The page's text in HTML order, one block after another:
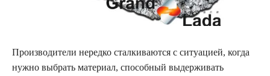
Производители нередко сталкиваются с ситуацией, когда
нужно выбрать материал, способный выдерживать